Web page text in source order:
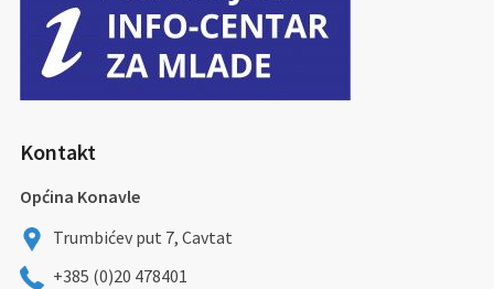
Kontakt
Općina Konavle
Trumbićev put 7, Cavtat
+385 (0)20 478401